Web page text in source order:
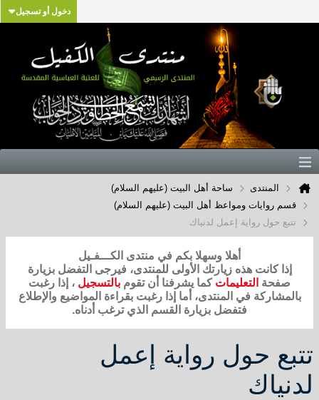
دخول أو تسجيل
المنتدى
ساحة أهل البيت (عليهم السلام)
قسم روايات ومواعظ أهل البيت (عليهم السلام)
تتبع حول رواية إعمل لدنياك
أهلا وسهلا بكم في منتدى الكـــفـيل
إذا كانت هذه زيارتك الأولى للمنتدى، فيرجى التفضل بزيارة
صفحة التعليمات كما يشرفنا أن تقوم بالتسجيل ، إذا رغبت
بالمشاركة في المنتدى، أما إذا رغبت بقراءة المواضيع والإطلاع
فتفضل بزيارة القسم الذي ترغب أدناه.
تتبع حول رواية إعمل
لدنياك